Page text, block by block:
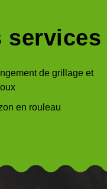
services
de grillage et
en rouleau